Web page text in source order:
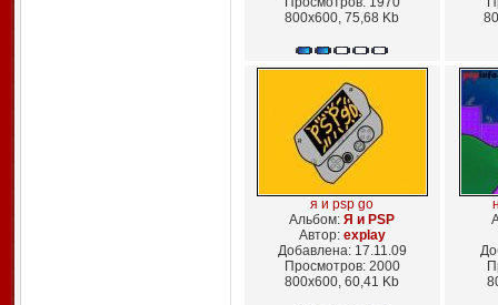
800x600, 75,68 Kb
я и psp go
Альбом: Я и PSP
Автор: explay
Добавлена: 17.11.09
Просмотров: 2000
800x600, 60,41 Kb